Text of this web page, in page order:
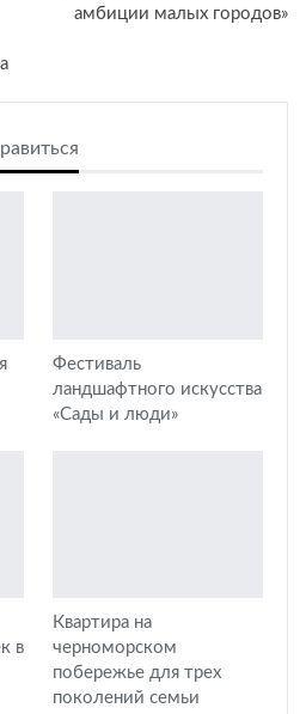
амбиции малых городов»
Фестиваль
ландшафтного искусства
«Сады и люди»
в
Квартира на
черноморском
побережье для трех
поколений семьи